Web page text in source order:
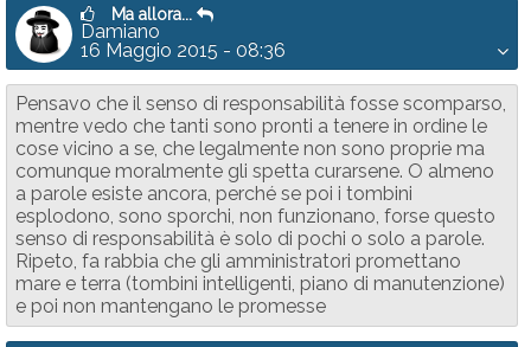
Ma allora...
Damiano
16 Maggio 2015 - 08:36
Pensavo che il senso di responsabilità fosse scomparso,
mentre vedo che tanti sono pronti a tenere in ordine le
cose vicino a se, che legalmente non sono proprie ma
comunque moralmente gli spetta curarsene. O almeno
a parole esiste ancora, perché se poi i tombini
esplodono, sono sporchi, non funzionano, forse questo
senso di responsabilità è solo di pochi o solo a parole.
Ripeto, fa rabbia che gli amministratori promettano
mare e terra (tombini intelligenti, piano di manutenzione)
e poi non mantengano le promesse